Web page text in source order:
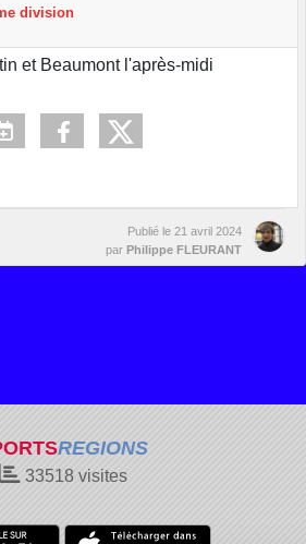
division
et Beaumont l'après-midi
Publié le 21 avril 2024
par Philippe FLEURANT
REGIONS
33518visites